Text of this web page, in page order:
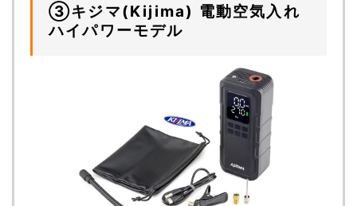
③キジマ(Kijima) 電動空気入れ
ハイパワーモデル